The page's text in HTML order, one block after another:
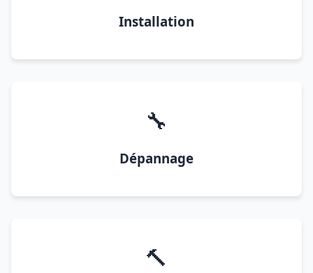
Installation
🔧
Dépannage
🔨